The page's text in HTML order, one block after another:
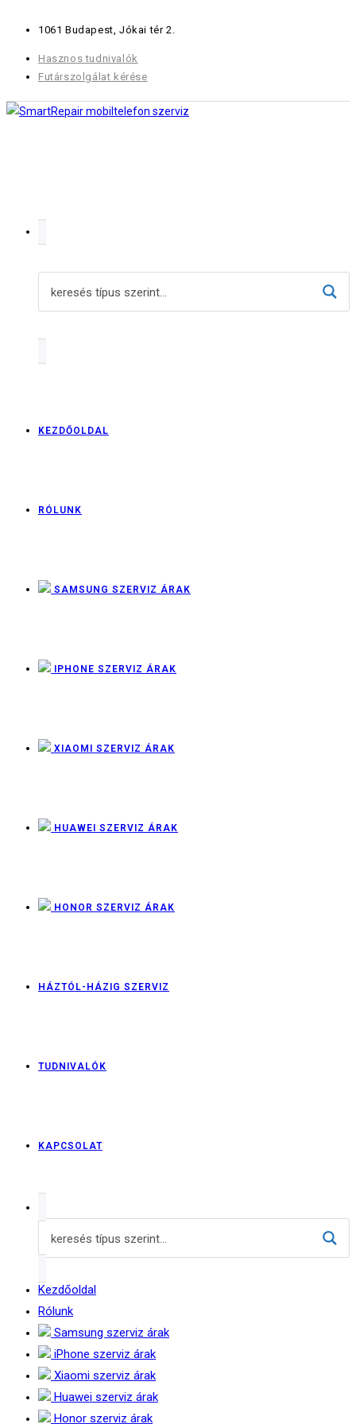
content
1061 Budapest, Jókai tér 2.
Hasznos tudnivalók
Futárszolgálat kérése
KEZDŐOLDAL
RÓLUNK
SAMSUNG SZERVIZ ÁRAK
IPHONE SZERVIZ ÁRAK
XIAOMI SZERVIZ ÁRAK
HUAWEI SZERVIZ ÁRAK
HONOR SZERVIZ ÁRAK
HÁZTÓL-HÁZIG SZERVIZ
TUDNIVALÓK
KAPCSOLAT
Kezdőoldal
Rólunk
Samsung szerviz árak
iPhone szerviz árak
Xiaomi szerviz árak
Huawei szerviz árak
Honor szerviz árak